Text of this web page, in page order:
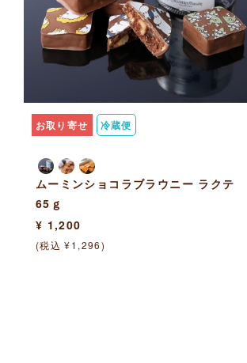
お取り寄せ 冷蔵便
ムーミンショコラブラウニー ラクテ
65ｇ
¥ 1,200
(税込 ¥1,296)